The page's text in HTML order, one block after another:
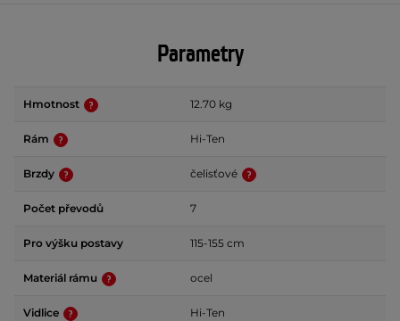
Parametry
Hmotnost 12.70 kg
Rám Hi-Ten
Brzdy čelisťové
Počet převodů 7
Pro výšku postavy 115-155 cm
Materiál rámu ocel
Vidlice Hi-Ten